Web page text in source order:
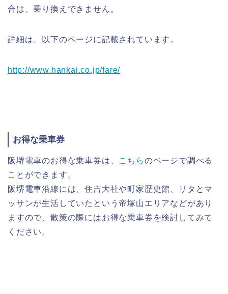
合は、乗り換えできません。
詳細は、以下のページに記載されています。
http://www.hankai.co.jp/fare/
お得な乗車券
阪堺電車のお得な乗車券は、 こちらのページで調べる
ことができます。
阪堺電車沿線には、住吉大社や町家歴史館、リタとマ
ッサンが生活していたという帝塚山エリアなどがあり
ますので、散策の際にはお得な乗車券を検討してみて
ください。